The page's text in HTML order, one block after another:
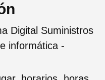
Digital Suministros
informática -